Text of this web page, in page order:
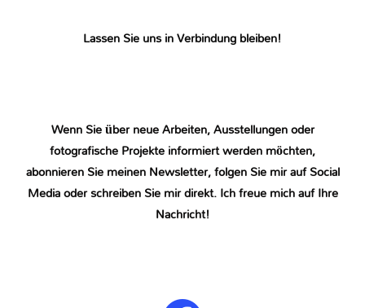
LassenSieunsinVerbindungbleiben!
Wenn Sie über neue Arbeiten, Ausstellungen oder
fotografische Projekte informiert werden möchten,
abonnieren Sie meinen Newsletter, folgen Sie mir auf Social
Media oder schreiben Sie mir direkt. Ich freue mich auf Ihre
Nachricht!